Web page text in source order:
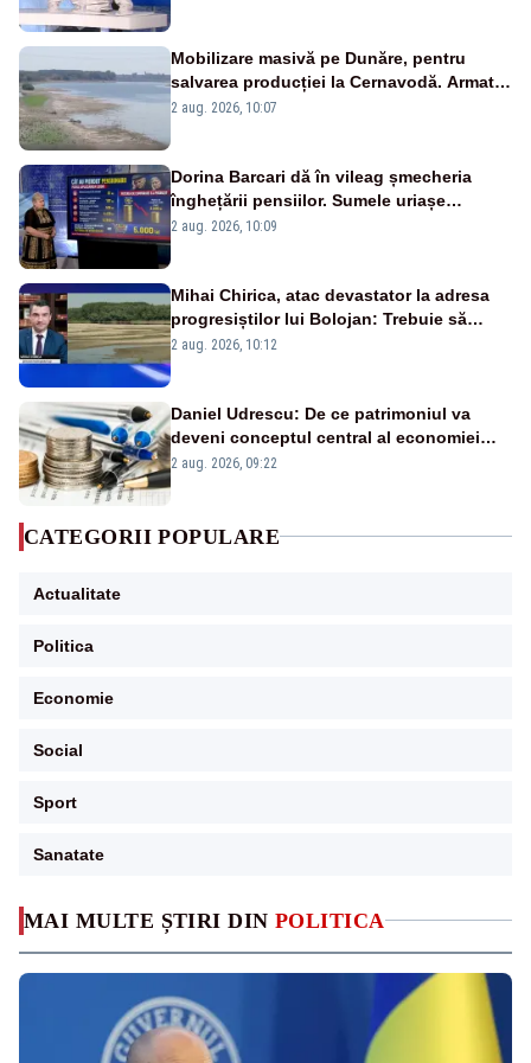
MAI MULTE ȘTIRI DIN POLITICA
Mobilizare masivă pe Dunăre, pentru
salvarea producției la Cernavodă. Armata
va detona o stâncă și va devia apa
2 aug. 2026, 10:07
Dorina Barcari dă în vileag șmecheria
înghețării pensiilor. Sumele uriașe
pierdute de fiecare român
2 aug. 2026, 10:09
Mihai Chirica, atac devastator la adresa
progresiștilor lui Bolojan: Trebuie să
protejăm și natura, dar nu șținem omaneii
2 aug. 2026, 10:12
Daniel Udrescu: De ce patrimoniul va
deveni conceptul central al economiei
viitoare?
2 aug. 2026, 09:22
CATEGORII POPULARE
Actualitate
Politica
Economie
Social
Sport
Sanatate